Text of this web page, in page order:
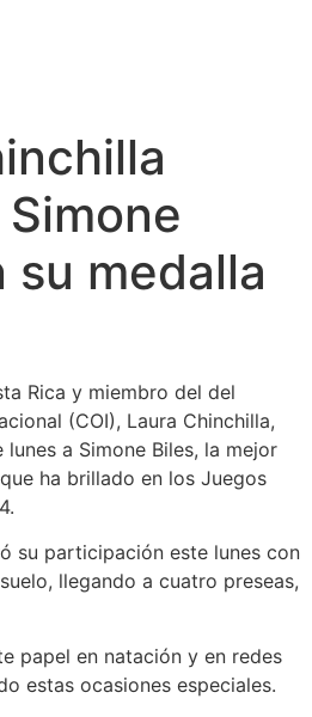
su medalla
Rica y miembro del del
(COI), Laura Chinchilla,
a Simone Biles, la mejor
ha brillado en los Juegos
su participación este lunes con
llegando a cuatro preseas,
papel en natación y en redes
estas ocasiones especiales.